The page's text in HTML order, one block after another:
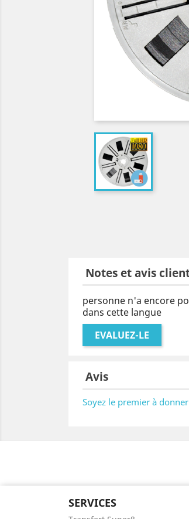
Notes et avis
personne n'a encore
dans cette langue
EVALUEZ-LE
Avis
Soyez le premier à
SERVICES